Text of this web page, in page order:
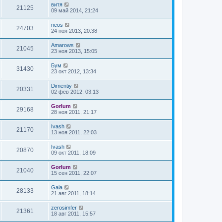
21125
витя
09 май 2014, 21:24
24703
neos
24 ноя 2013, 20:38
21045
Amarows
23 ноя 2013, 15:05
31430
Бум
23 окт 2012, 13:34
20331
Dimentiy
02 фев 2012, 03:13
29168
Gorlum
28 ноя 2011, 21:17
21170
Ivash
13 ноя 2011, 22:03
20870
Ivash
09 окт 2011, 18:09
21040
Gorlum
15 сен 2011, 22:07
28133
Gaia
21 авг 2011, 18:14
21361
zerosimfer
18 авг 2011, 15:57